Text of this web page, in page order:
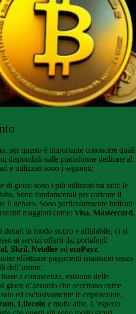
per questo è importante conoscere quali
disponibili sulle piattaforme dedicate al
e utilizzati sono i seguenti:
di gioco sono i più utilizzati tra tutti: le
Sono fondamentali per caricare il
il denaro. Sono particolarmente indicate
maggiori come: Visa, Mastercard,
denari in modo sicuro e affidabile, ci si
ai servizi offerti dai portafogli
, Skril, Neteller ed ecoPayz.
effettuare pagamenti istantanei senza
dell’utente.
a conoscenza, esistono delle
gioco d’azzardo che accettano come
ed esclusivamente le criptovalute.
, Litecoin e molte altre. L’esperto